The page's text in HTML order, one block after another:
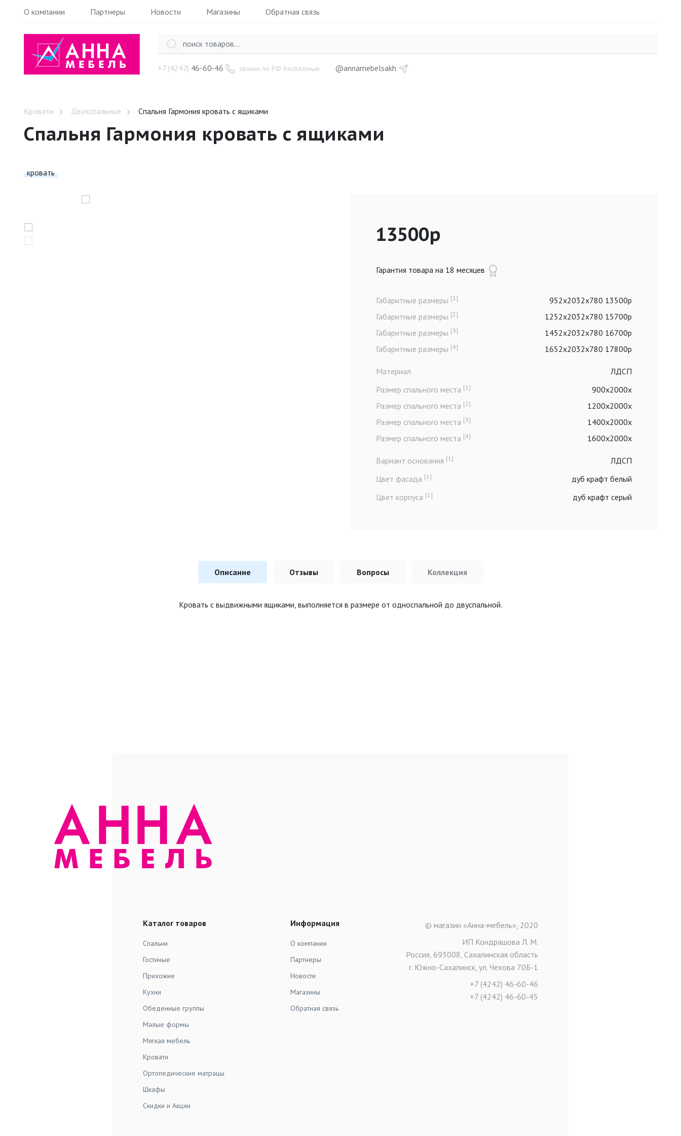
О компании Партнеры Новости Магазины Обратная связь
+7 (4242) 46-60-46 звонки по РФ бесплатные @annamebelsakh
Кровати Двухспальные Спальня Гармония кровать с ящиками
Спальня Гармония кровать с ящиками
кровать
13500р
Гарантия товара на 18 месяцев
Габаритные размеры [1]
952x2032x780 13500р
Габаритные размеры [2]
1252x2032x780 15700р
Габаритные размеры [3]
1452x2032x780 16700р
Габаритные размеры [4] 1652x2032x780 17800р
Материал
ЛДСП
Размер спального места [1]
900x2000x
Размер спального места [2]
1200x2000x
Размер спального места [3]
1400x2000x
Размер спального места [4] 1600x2000x
Вариант основания [1]
ЛДСП
Цвет фасада [1]
дуб крафт белый
Цвет корпуса [1] дуб крафт серый
Описание Отзывы Вопросы Коллекция
Кровать с выдвижными ящиками, выполняется в размере от односпальной до двуспальной.
Каталог товаров
Спальни
Гостиные
Прихожие
Кухни
Обеденные группы
Малые формы
Мягкая мебель
Кровати
Ортопедические матрацы
Шкафы
Скидки и Акции
Информация
О компании
Партнеры
Новости
Магазины
Обратная связь
© магазин «Анна-мебель», 2020
ИП Кондрашова Л. М.
Россия, 693008, Сахалинская область
г. Южно-Сахалинск, ул. Чехова 70Б-1
+7 (4242) 46-60-46
+7 (4242) 46-60-45